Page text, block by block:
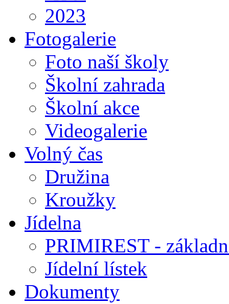
2023
Fotogalerie
Foto naší školy
Školní zahrada
Školní akce
Videogalerie
Volný čas
Družina
Kroužky
Jídelna
PRIMIREST -
Jídelní lístek
Dokumenty